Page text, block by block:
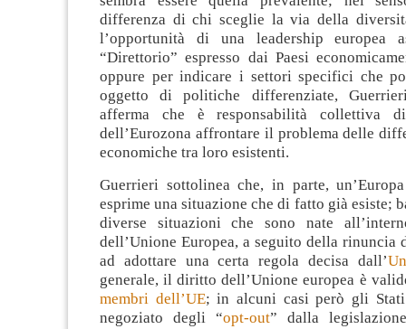
differenza di chi sceglie la via della
l’opportunità di una leadership europea
“Direttorio” espresso dai Paesi
oppure per indicare i settori specifici che
oggetto di politiche differenziate,
afferma che è responsabilità collettiva
dell’Eurozona affrontare il problema delle
economiche tra loro esistenti.
Guerrieri sottolinea che, in parte,
esprime una situazione che di fatto già esiste;
diverse situazioni che sono nate
dell’Unione Europea, a seguito della rinuncia
ad adottare una certa regola decisa dall’
generale, il diritto dell’Unione europea è
membri dell’UE; in alcuni casi però gli Stati
negoziato degli “opt-out” dalla